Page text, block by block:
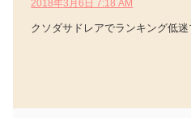
2018年3月6日 7:18 AM
クソダサドレアでランキング低